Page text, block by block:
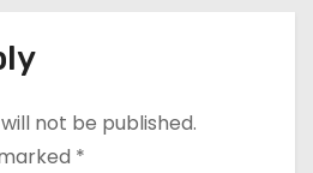
not be published.
*